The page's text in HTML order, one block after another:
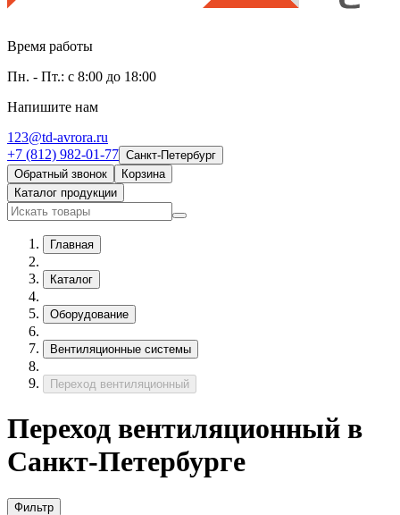
Время работы
Пн. - Пт.: с 8:00 до 18:00
Напишите нам
123@td-avrora.ru
+7 (812) 982-01-77 Санкт-Петербург
Обратный звонок
Корзина
Каталог продукции
Главная
Каталог
Оборудование
Вентиляционные системы
Переход вентиляционный
Переход вентиляционный в
Санкт-Петербурге
Фильтр